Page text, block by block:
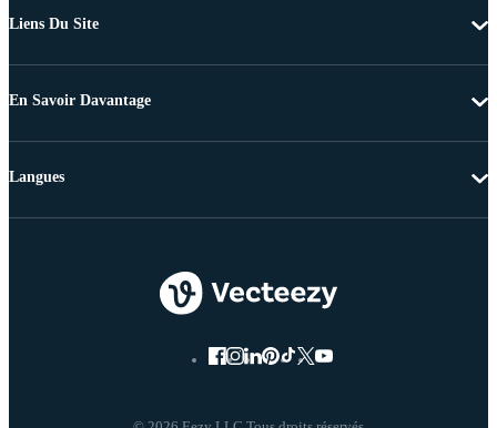
Liens Du Site
En Savoir Davantage
Langues